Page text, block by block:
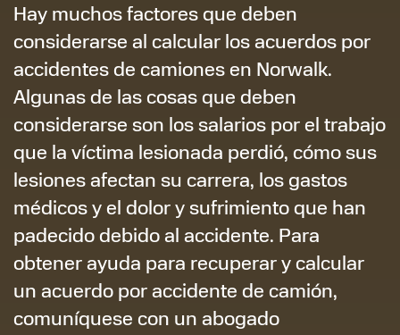
Hay muchos factores que deben
considerarse al calcular los acuerdos por
accidentes de camiones en Norwalk.
Algunas de las cosas que deben
considerarse son los salarios por el trabajo
que la víctima lesionada perdió, cómo sus
lesiones afectan su carrera, los gastos
médicos y el dolor y sufrimiento que han
padecido debido al accidente. Para
obtener ayuda para recuperar y calcular
un acuerdo por accidente de camión,
comuníquese con un abogado